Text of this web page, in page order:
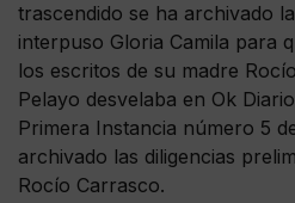
trascendido se ha archivado
interpuso Gloria Camila para
los escritos de su madre
Pelayo desvelaba en Ok
Primera Instancia número 5
archivado las diligencias
Rocío Carrasco.